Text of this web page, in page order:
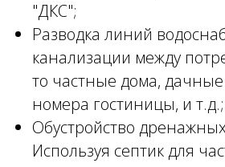
"ДКС";
Разводка линий
канализации между
то частные дома,
номера гостиницы, и т.д.;
Обустройство
Используя септик для